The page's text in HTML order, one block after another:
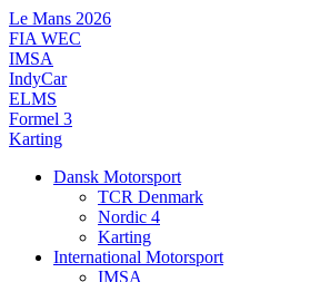
Videre
til
indhold
Le Mans 2026
FIA WEC
IMSA
IndyCar
ELMS
Formel 3
Karting
Dansk Motorsport
TCR Denmark
Nordic 4
Karting
International Motorsport
IMSA